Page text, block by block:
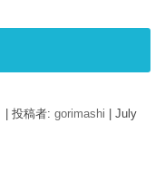
|投稿者:gorimashi |July